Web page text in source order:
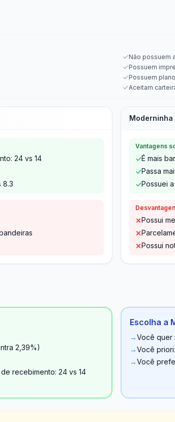
Não possuem
Possuem
Possuem
Aceitam
24 vs 14
8.3
Moderninha
Vantagens
✓É mais
✓Passa
✓Possuei
✕Possui
✕
✕Possui
2,39%)
recebimento: 24 vs 14
Escolha a
→Você quer
→Você
→Você